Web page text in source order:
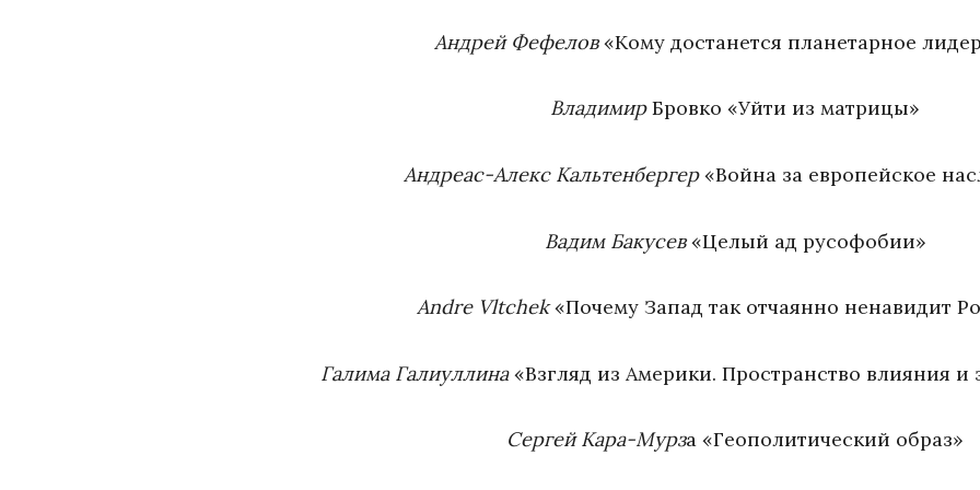
Андрей Фефелов«Кому достанется планетарное
ВладимирБровко «Уйти из матрицы»
Андреас-Алекс Кальтенбергер«Война за европейское
Вадим Бакусев«Целый ад русофобии»
Andre Vltchek«Почему Запад так отчаянно ненавидит
Галима Галиуллина«Взгляд из Америки. Пространство влияния и
Сергей Кара-Мурза «Геополитический образ»